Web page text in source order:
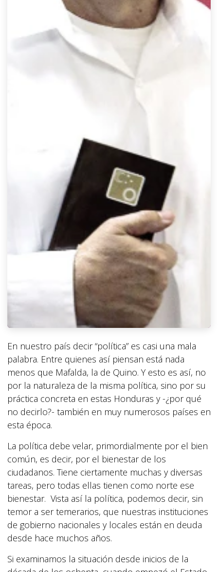
En nuestro país decir “política” es casi una mala
palabra. Entre quienes así piensan está nada
menos que Mafalda, la de Quino. Y esto es así, no
por la naturaleza de la misma política, sino por su
práctica concreta en estas Honduras y -¿por qué
no decirlo?- también en muy numerosos países en
esta época.
La política debe velar, primordialmente por el bien
común, es decir, por el bienestar de los
ciudadanos. Tiene ciertamente muchas y diversas
tareas, pero todas ellas tienen como norte ese
bienestar. Vista así la política, podemos decir, sin
temor a ser temerarios, que nuestras instituciones
de gobierno nacionales y locales están en deuda
desde hace muchos años.
Si examinamos la situación desde inicios de la